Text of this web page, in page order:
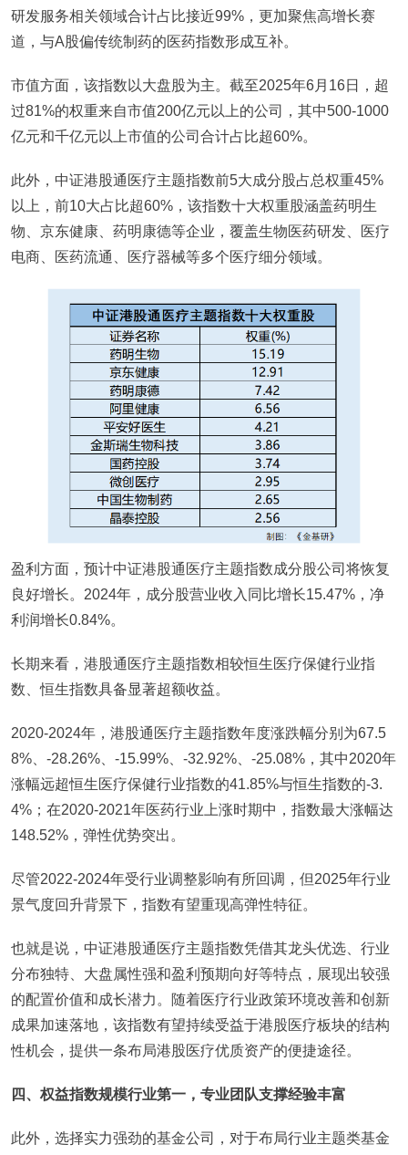
研发服务相关领域合计占比接近99%，更加聚焦高增长赛
道，与A股偏传统制药的医药指数形成互补。
市值方面，该指数以大盘股为主。截至2025年6月16日，超
过81%的权重来自市值200亿元以上的公司，其中500-1000
亿元和千亿元以上市值的公司合计占比超60%。
此外，中证港股通医疗主题指数前5大成分股占总权重45%
以上，前10大占比超60%，该指数十大权重股涵盖药明生
物、京东健康、药明康德等企业，覆盖生物医药研发、医疗
电商、医药流通、医疗器械等多个医疗细分领域。
盈利方面，预计中证港股通医疗主题指数成分股公司将恢复
良好增长。2024年，成分股营业收入同比增长15.47%，净
利润增长0.84%。
长期来看，港股通医疗主题指数相较恒生医疗保健行业指
数、恒生指数具备显著超额收益。
2020-2024年，港股通医疗主题指数年度涨跌幅分别为67.5
8%、-28.26%、-15.99%、-32.92%、-25.08%，其中2020年
涨幅远超恒生医疗保健行业指数的41.85%与恒生指数的-3.
4%；在2020-2021年医药行业上涨时期中，指数最大涨幅达
148.52%，弹性优势突出。
尽管2022-2024年受行业调整影响有所回调，但2025年行业
景气度回升背景下，指数有望重现高弹性特征。
也就是说，中证港股通医疗主题指数凭借其龙头优选、行业
分布独特、大盘属性强和盈利预期向好等特点，展现出较强
的配置价值和成长潜力。随着医疗行业政策环境改善和创新
成果加速落地，该指数有望持续受益于港股医疗板块的结构
性机会，提供一条布局港股医疗优质资产的便捷途径。
四、权益指数规模行业第一，专业团队支撑经验丰富
此外，选择实力强劲的基金公司，对于布局行业主题类基金